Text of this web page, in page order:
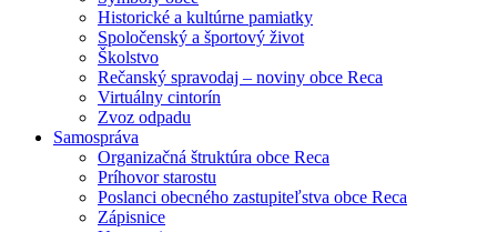
Historické a kultúrne pamiatky
Spoločenský a športový život
Školstvo
Rečanský spravodaj – noviny obce Reca
Virtuálny cintorín
Zvoz odpadu
Samospráva
Organizačná štruktúra obce Reca
Príhovor starostu
Poslanci obecného zastupiteľstva obce Reca
Zápisnice